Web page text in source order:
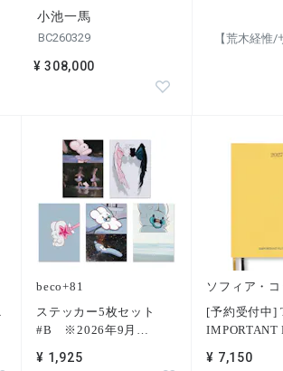
小池一馬
BC260329
¥ 308,000
beco+81
ステッカー5枚セット
#B ※2026年9月
¥ 1,925
ソフィア・コ
[予約受付中]
IMPORTANT
¥ 7,150